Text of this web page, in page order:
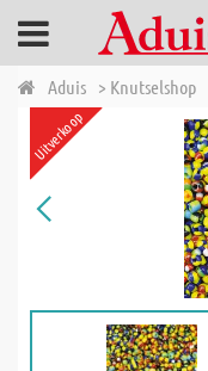
Aduis > Knutselshop
Uitverkoop